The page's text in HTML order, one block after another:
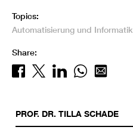
Topics:
Automatisierung und Informatik
Share:
PROF. DR. TILLA SCHADE